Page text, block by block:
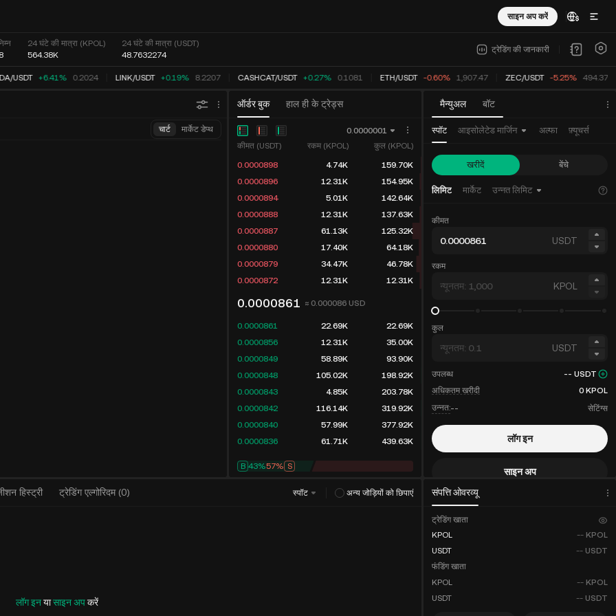
साइन अप करें
24 घंटे की मात्रा (KPOL)
564.38K
24 घंटे की मात्रा (USDT)
48.7632274
ट्रेडिंग की जानकारी
/USDT +6.41% 0.2024 LINK/USDT +0.19% 8.2207 CASHCAT/USDT +0.27% 0.1081 ETH/USDT -0.60% 1,907.47 ZEC/USDT -5.25% 494.378
ऑर्डर बुक हाल ही के ट्रेड्स
हिस्ट्री ट्रेडिंग एल्गोरिदम(0) स्पॉट अन्य जोड़ियों को छिपाएं
मैन्युअल बॉट
संपत्ति ओवरव्यू
चार्ट मार्केट डेप्थ
0.0000001
कीमत (USDT)
रकम (KPOL)
कुल (KPOL)
0.0000898
4.74K
159.70K
0.0000896
12.31K
154.95K
0.0000894
5.01K
142.64K
0.0000888
12.31K
137.63K
0.0000887
61.13K
125.32K
0.0000880
17.40K
64.18K
0.0000879
34.47K
46.78K
0.0000872
12.31K 12.31K
0.0000861 ≈ 0.000086 USD
0.0000861 22.69K
22.69K
0.0000856
12.31K
35.00K
0.0000849
58.89K
93.90K
0.0000848
105.02K
198.92K
0.0000843
4.85K
203.78K
0.0000842
116.14K
319.92K
0.0000840
57.99K
377.92K
0.0000836
61.71K 439.63K
B 43%57% S
लॉग इनयासाइन अपकरें
स्पॉट आइसोलेटेड मार्जिन अल्फा फ़्यूचर्स
खरीदें बेंचे
लिमिट मार्केट उन्नत लिमिट
कीमत
USDT
रकम
KPOL
कुल
USDT
उपलब्ध -- USDT
अधिकतम खरीदी
0 KPOL
उन्नत:-- सेटिंग्स
लॉग इन
साइन अप
ट्रेडिंग खाता
KPOL
-- KPOL
USDT
-- USDT
फंडिंग खाता
KPOL
-- KPOL
USDT
-- USDT